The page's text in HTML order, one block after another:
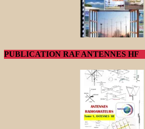
PUBLICATION RAF ANTENNES HF